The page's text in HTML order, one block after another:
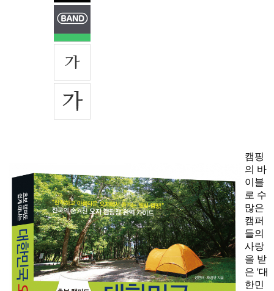
캠핑
의 바
이블
로 수
많은
캠퍼
들의
사랑
을 받
은 '대
한민